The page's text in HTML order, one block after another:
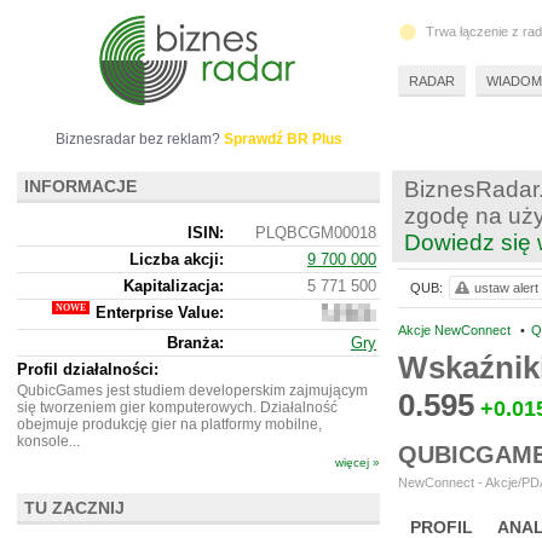
zgodę na
Dowiedz się
Akcje NewConnect •
0.595
NewConnect - Akcje/
PROFIL
QUB: ustaw alert
Biznesradar bez reklam? Sprawdź BR Plus
INFORMACJE
ISIN:
PLQBCGM00018
Liczba akcji:
9 700 000
Kapitalizacja:
5 771 500
Enterprise Value:
2
562
500
Branża:
Gry
Profil działalności:
QubicGames jest studiem developerskim zajmującym
się tworzeniem gier komputerowych. Działalność
obejmuje produkcję gier na platformy mobilne,
konsole...
więcej »
TU ZACZNIJ
Trwa łączenie z
RADAR